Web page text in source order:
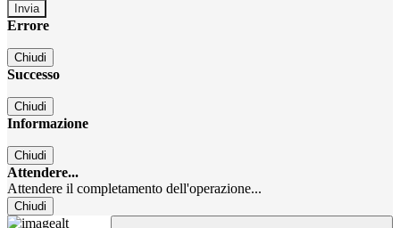
Errore
Chiudi
Successo
Chiudi
Informazione
Chiudi
Attendere...
Attendere il completamento dell'operazione...
Chiudi